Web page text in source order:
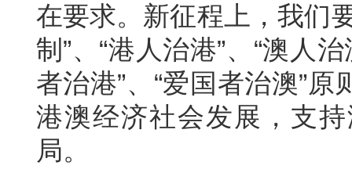
在要求。新征程上，我们
制”、“港人治港”、“澳人
者治港”、“爱国者治澳”
港澳经济社会发展，支
局。